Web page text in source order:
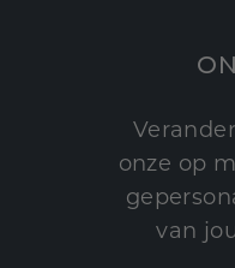
onze op
van